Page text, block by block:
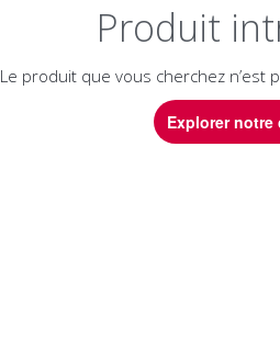
Produit
Le produit que vous cherchez n’est
Explorer notre